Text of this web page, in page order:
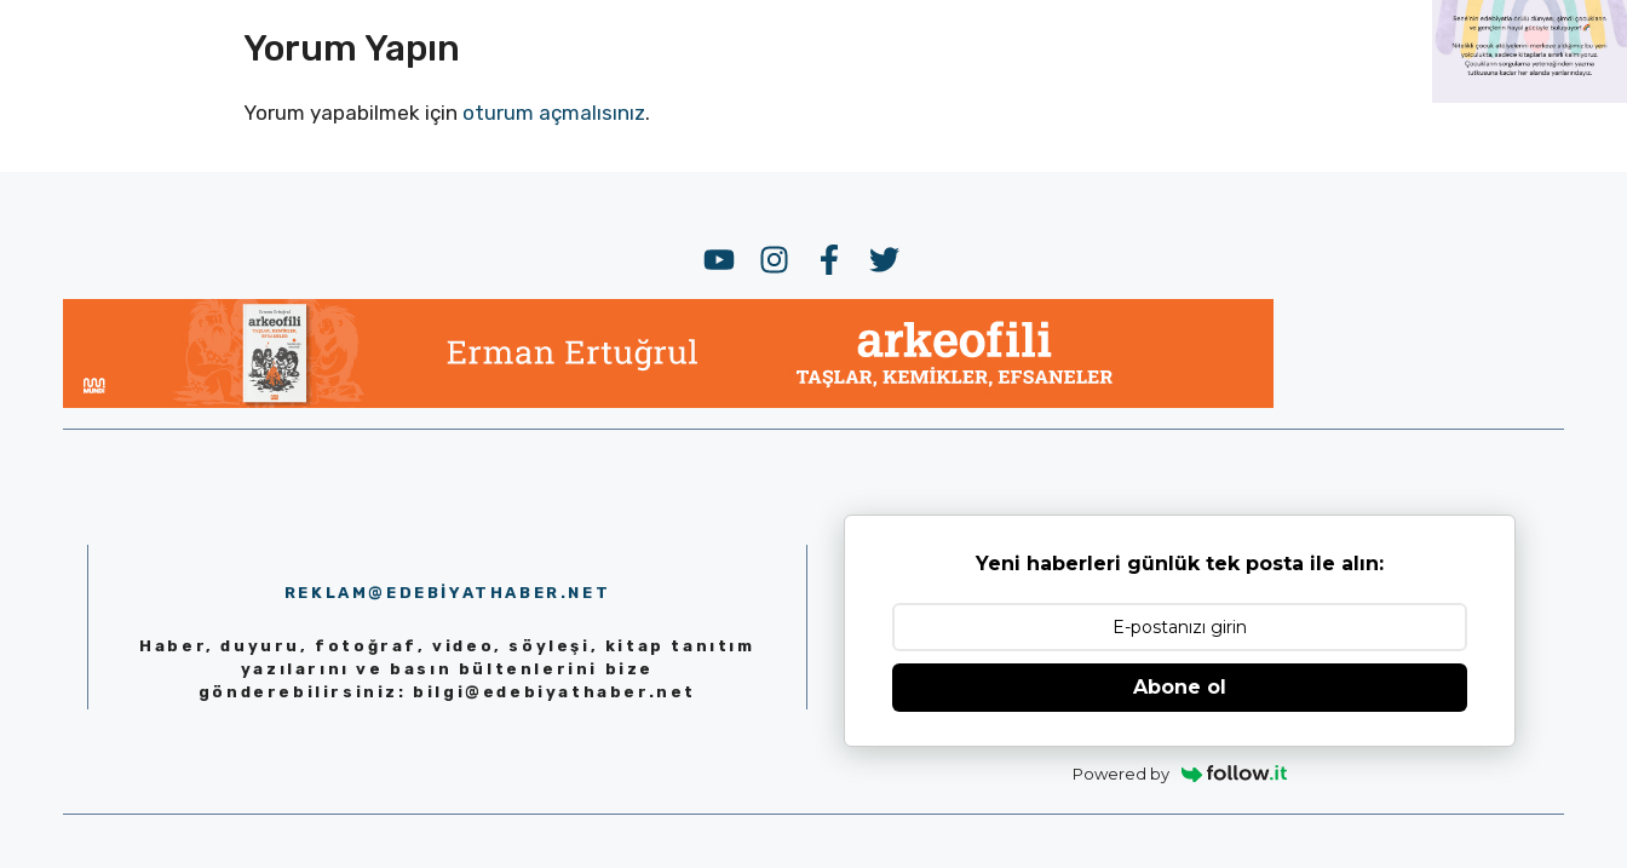
Yorum Yapın
Yorum yapabilmek için oturum açmalısınız.
REKLAM@EDEBIYATHABER.NET
Haber, duyuru, fotoğraf, video, söyleşi, kitap tanıtım
yazılarını ve basın bültenlerini bize
gönderebilirsiniz: bilgi@edebiyathaber.net
Yeni haberleri günlük tek posta ile alın:
Abone ol
Powered by